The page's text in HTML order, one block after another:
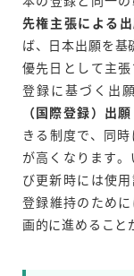
先権主張による
ば、日本出願を基
優先日として主
登録に基づく出
（国際登録）出願
きる制度で、同
が高くなります
び更新時には使
登録維持のため
画的に進めること